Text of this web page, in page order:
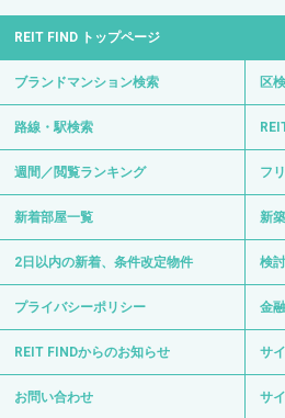
REIT FIND トップページ
ブランドマンション検索 区
路線・駅検索
週間／閲覧ランキング フ
新着部屋一覧 新
2日以内の新着、条件改定物件 検
プライバシーポリシー 金
REIT FINDからのお知らせ サ
お問い合わせ サ